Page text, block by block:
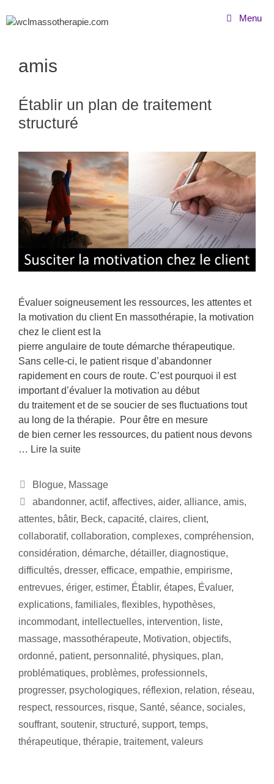
Menu
amis
Établir un plan de traitement
structuré
Évaluer soigneusement les ressources, les attentes et
la motivation du client En massothérapie, la motivation
chez le client est la
pierre angulaire de toute démarche thérapeutique.
Sans celle-ci, le patient risque d’abandonner
rapidement en cours de route. C’est pourquoi il est
important d’évaluer la motivation au début
du traitement et de se soucier de ses fluctuations tout
au long de la thérapie. Pour être en mesure
de bien cerner les ressources, du patient nous devons
… Lire la suite
Blogue, Massage
abandonner, actif, affectives, aider, alliance, amis,
attentes, bâtir, Beck, capacité, claires, client,
collaboratif, collaboration, complexes, compréhension,
considération, démarche, détailler, diagnostique,
difficultés, dresser, efficace, empathie, empirisme,
entrevues, ériger, estimer, Établir, étapes, Évaluer,
explications, familiales, flexibles, hypothèses,
incommodant, intellectuelles, intervention, liste,
massage, massothérapeute, Motivation, objectifs,
ordonné, patient, personnalité, physiques, plan,
problématiques, problèmes, professionnels,
progresser, psychologiques, réflexion, relation, réseau,
respect, ressources, risque, Santé, séance, sociales,
souffrant, soutenir, structuré, support, temps,
thérapeutique, thérapie, traitement, valeurs